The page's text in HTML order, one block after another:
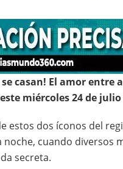
casan! El amor entre
miércoles 24 de julio
estos dos íconos del
cuando diversos
secreta.